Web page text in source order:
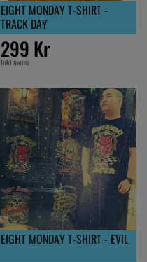
EIGHT MONDAY T-SHIRT -
TRACK DAY
299 Kr
Inkl moms
EIGHT MONDAY T-SHIRT - EVIL